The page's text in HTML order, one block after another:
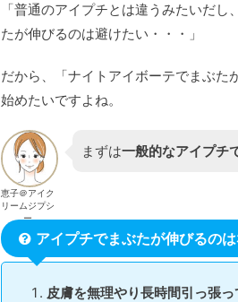
「普通のアイプチとは違うみたいだ
たが伸びるのは避けたい・・・」
だから、「ナイトアイボーテでまぶた
始めたいですよね。
恵子＠アイク
リームジプシ
ー
まずは一般的なアイプチ
アイプチでまぶたが伸びるのは
皮膚を無理やり長時間引っ張